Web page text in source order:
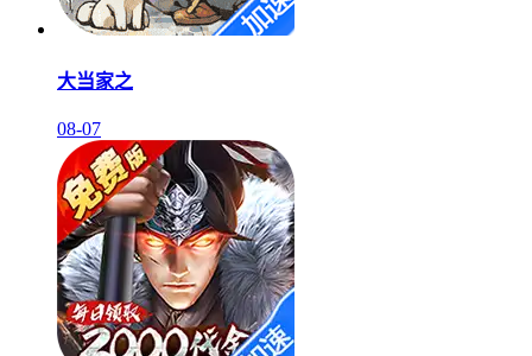
大当家之
08-07